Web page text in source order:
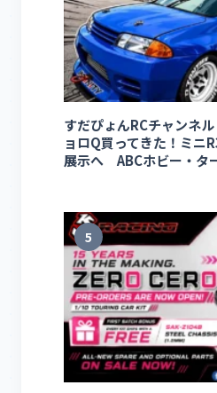
すだぴょんRCチャンネ
ョロQ買ってきた！ミニ
展示へ ABCホビー・タ
5